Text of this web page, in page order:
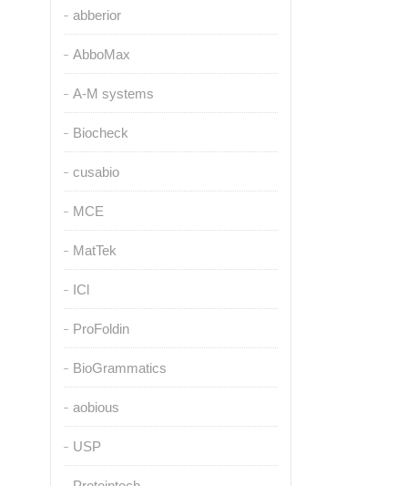
abberior
AbboMax
A-M systems
Biocheck
cusabio
MCE
MatTek
ICl
ProFoldin
BioGrammatics
aobious
USP